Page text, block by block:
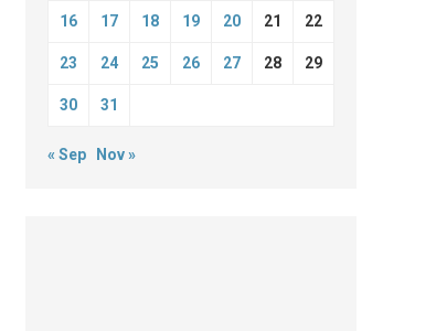
16 17 18 19 20 21 22
23 24 25 26 27 28 29
30 31
« Sep Nov »